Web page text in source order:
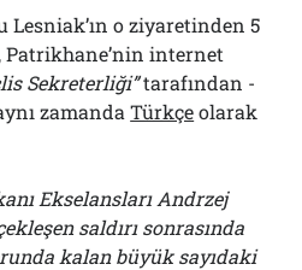
Lesniak’ın o ziyaretinden 5
Patrikhane’nin internet
Sekreterliği”tarafından -
zamandaTürkçeolarak
Ekselansları Andrzej
saldırı sonrasında
kalan büyük sayıdaki